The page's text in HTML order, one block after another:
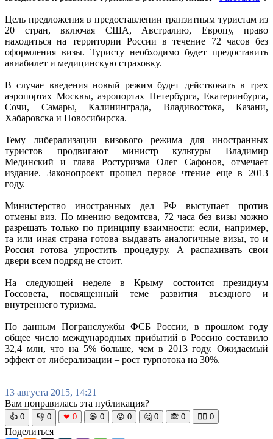
Цель предложения в предоставлении транзитным туристам из
20 стран, включая США, Австралию, Европу, право
находиться на территории России в течение 72 часов без
оформления визы. Туристу необходимо будет предоставить
авиабилет и медицинскую страховку.
В случае введения новый режим будет действовать в трех
аэропортах Москвы, аэропортах Петербурга, Екатеринбурга,
Сочи, Самары, Калининграда, Владивостока, Казани,
Хабаровска и Новосибирска.
Тему либерализации визового режима для иностранных
туристов продвигают министр культуры Владимир
Мединский и глава Ростуризма Олег Сафонов, отмечает
издание. Законопроект прошел первое чтение еще в 2013
году.
Министерство иностранных дел РФ выступает против
отмены виз. По мнению ведомтсва, 72 часа без визы можно
разрешать только по принципу взаимности: если, например,
та или иная страна готова выдавать аналогичные визы, то и
Россия готова упростить процедуру. А распахивать свои
двери всем подряд не стоит.
На следующей неделе в Крыму состоится президиум
Госсовета, посвященный теме развития въездного и
внутреннего туризма.
По данным Погранслужбы ФСБ России, в прошлом году
общее число международных прибытий в Россию составило
32,4 млн, что на 5% больше, чем в 2013 году. Ожидаемый
эффект от либерализации – рост турпотока на 30%.
13 августа 2015, 14:21
Вам понравилась эта публикация?
👍 0 👎 0 ❤ 0 😆 0 😡 0 🤔 0 🙈 0 🧘‍♀️ 0
Поделиться